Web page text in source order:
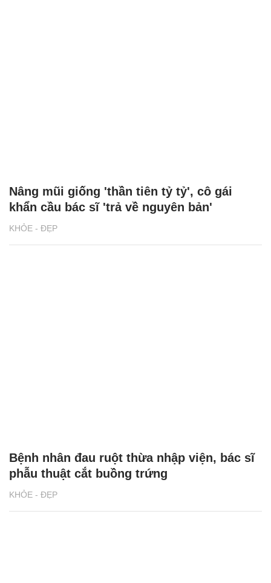
KHỎE - ĐẸP
Nâng mũi giống 'thần tiên tỷ tỷ', cô gái
khẩn cầu bác sĩ 'trả về nguyên bản'
KHỎE - ĐẸP
Bệnh nhân đau ruột thừa nhập viện, bác sĩ
phẫu thuật cắt buồng trứng